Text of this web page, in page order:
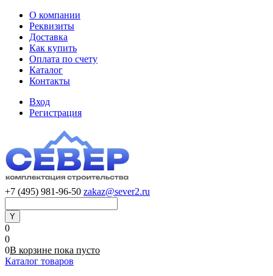
О компании
Реквизиты
Доставка
Как купить
Оплата по счету
Каталог
Контакты
Вход
Регистрация
+7 (495) 981-96-50 zakaz@sever2.ru
0
0
0В корзине пока пусто
Каталог товаров